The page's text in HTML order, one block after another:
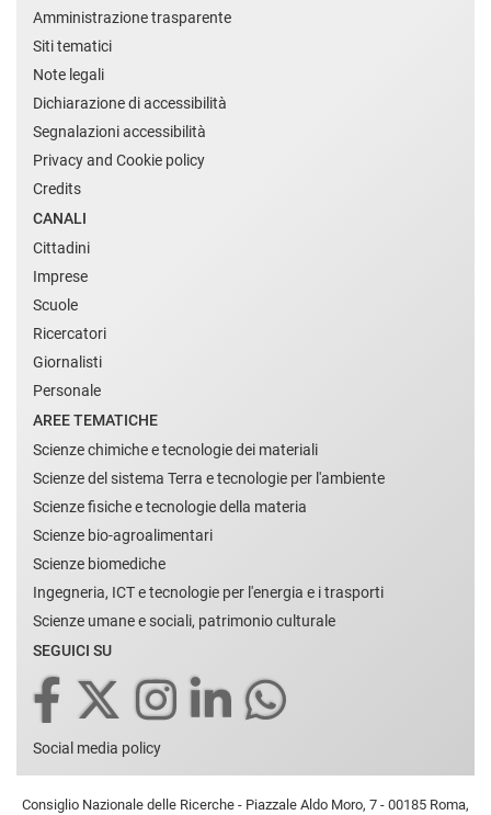
Amministrazione trasparente
Siti tematici
Note legali
Dichiarazione di accessibilità
Segnalazioni accessibilità
Privacy and Cookie policy
Credits
CANALI
Cittadini
Imprese
Scuole
Ricercatori
Giornalisti
Personale
AREE TEMATICHE
Scienze chimiche e tecnologie dei materiali
Scienze del sistema Terra e tecnologie per l'ambiente
Scienze fisiche e tecnologie della materia
Scienze bio-agroalimentari
Scienze biomediche
Ingegneria, ICT e tecnologie per l'energia e i trasporti
Scienze umane e sociali, patrimonio culturale
SEGUICI SU
Social media policy
Consiglio Nazionale delle Ricerche - Piazzale Aldo Moro, 7 - 00185 Roma,